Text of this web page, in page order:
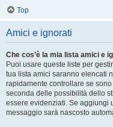
Top
Amici e ignorati
Che cos’è la mia lista amici e
Puoi usare queste liste per
tua lista amici saranno elencati
rapidamente controllare se
seconda delle possibilità dello
essere evidenziati. Se aggiungi
messaggio sarà nascosto